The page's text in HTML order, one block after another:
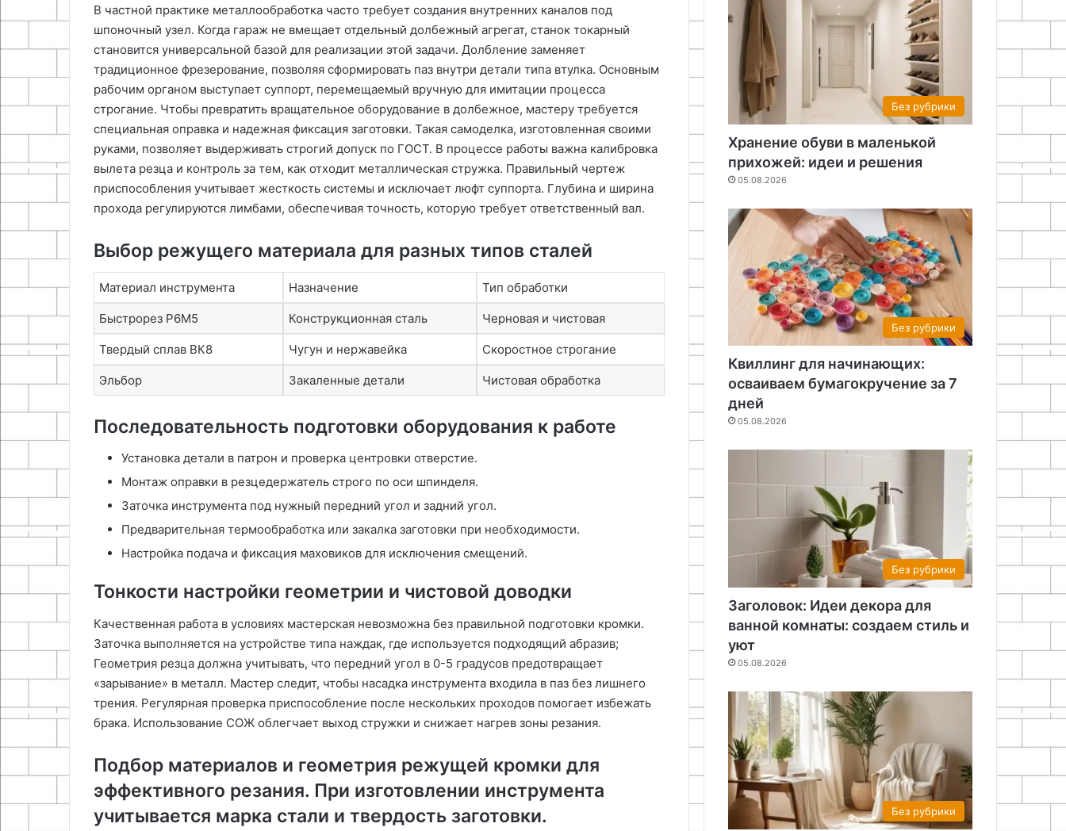
В частной практике металлообработка часто требует создания внутренних каналов под
шпоночный узел. Когда гараж не вмещает отдельный долбежный агрегат, станок токарный
становится универсальной базой для реализации этой задачи. Долбление заменяет
традиционное фрезерование, позволяя сформировать паз внутри детали типа втулка. Основным
рабочим органом выступает суппорт, перемещаемый вручную для имитации процесса
строгание. Чтобы превратить вращательное оборудование в долбежное, мастеру требуется
специальная оправка и надежная фиксация заготовки. Такая самоделка, изготовленная своими
руками, позволяет выдерживать строгий допуск по ГОСТ. В процессе работы важна калибровка
вылета резца и контроль за тем, как отходит металлическая стружка. Правильный чертеж
приспособления учитывает жесткость системы и исключает люфт суппорта. Глубина и ширина
прохода регулируются лимбами, обеспечивая точность, которую требует ответственный вал.
Выбор режущего материала для разных типов сталей
Материал инструмента Назначение Тип обработки
Быстрорез Р6М5 Конструкционная сталь Черновая и чистовая
Твердый сплав ВК8 Чугун и нержавейка Скоростное строгание
Эльбор Закаленные детали Чистовая обработка
Последовательность подготовки оборудования к работе
Установка детали в патрон и проверка центровки отверстие.
Монтаж оправки в резцедержатель строго по оси шпинделя.
Заточка инструмента под нужный передний угол и задний угол.
Предварительная термообработка или закалка заготовки при необходимости.
Настройка подача и фиксация маховиков для исключения смещений.
Тонкости настройки геометрии и чистовой доводки
Качественная работа в условиях мастерская невозможна без правильной подготовки кромки.
Заточка выполняется на устройстве типа наждак, где используется подходящий абразив;
Геометрия резца должна учитывать, что передний угол в 0-5 градусов предотвращает
«зарывание» в металл. Мастер следит, чтобы насадка инструмента входила в паз без лишнего
трения. Регулярная проверка приспособление после нескольких проходов помогает избежать
брака. Использование СОЖ облегчает выход стружки и снижает нагрев зоны резания.
Подбор материалов и геометрия режущей кромки для
эффективного резания. При изготовлении инструмента
учитывается марка стали и твердость заготовки.
Без рубрики
Хранение обуви в маленькой
прихожей: идеи и решения
05.08.2026
Без рубрики
Квиллинг для начинающих:
осваиваем бумагокручение за 7
дней
05.08.2026
Без рубрики
Заголовок: Идеи декора для
ванной комнаты: создаем стиль и
уют
05.08.2026
Без рубрики